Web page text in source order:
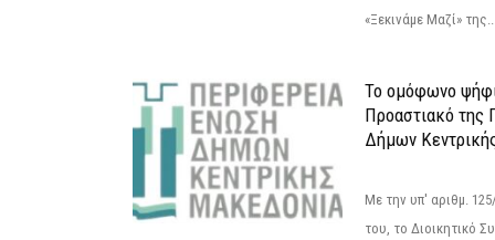
«Ξεκινάμε Μαζί»
Το ομόφωνο
Προαστιακό της
Δήμων
Με την υπ' αριθμ.
του, το Διοικητικό